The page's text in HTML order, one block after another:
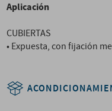
Aplicación
CUBIERTAS
• Expuesta, con fijación